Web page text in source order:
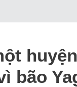
bão